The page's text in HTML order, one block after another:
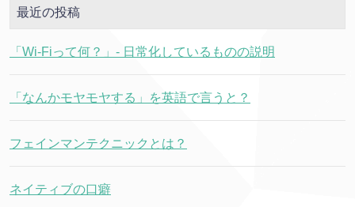
最近の投稿
「Wi-Fiって何？」- 日常化しているものの説明
「なんかモヤモヤする」を英語で言うと？
フェインマンテクニックとは？
ネイティブの口癖